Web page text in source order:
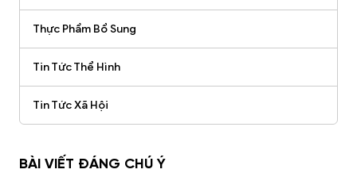
Thực Phẩm Bổ Sung
Tin Tức Thể Hình
Tin Tức Xã Hội
BÀI VIẾT ĐÁNG CHÚ Ý